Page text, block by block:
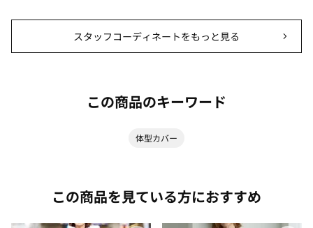
スタッフコーディネートをもっと見る
この商品のキーワード
体型カバー
この商品を見ている方におすすめ